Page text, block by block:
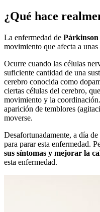
¿Qué hace
La enfermedad de Párkinson
movimiento que afecta a
Ocurre cuando las células
suficiente cantidad de una
cerebro conocida como
ciertas células del cerebro,
movimiento y la
aparición de temblores
moverse.
Desafortunadamente, a día de
para parar esta enfermedad.
sus síntomas y mejorar la
esta enfermedad.